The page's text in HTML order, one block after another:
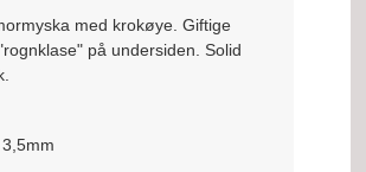
med krokøye. Giftige
på undersiden. Solid